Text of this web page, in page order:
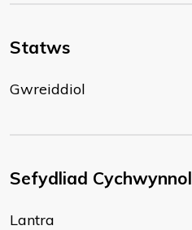
Statws
Gwreiddiol
Sefydliad Cychwynnol
Lantra